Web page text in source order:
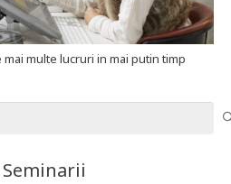
multe lucruri in mai putin timp